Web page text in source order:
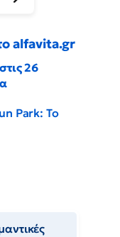
alfavita.gr
26
Park: Το